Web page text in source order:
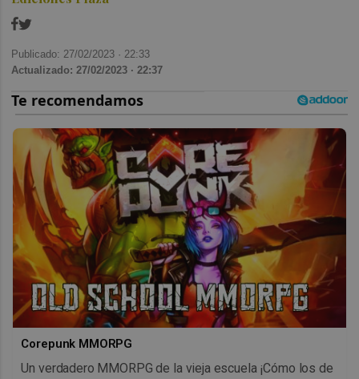
Publicado: 27/02/2023 · 22:33
Actualizado: 27/02/2023 · 22:37
Corepunk MMORPG
Un verdadero MMORPG de la vieja escuela ¡Cómo los de